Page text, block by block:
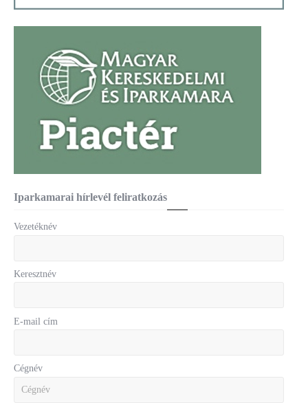
Iparkamarai hírlevél feliratkozás
Vezetéknév
Keresztnév
E-mail cím
Cégnév